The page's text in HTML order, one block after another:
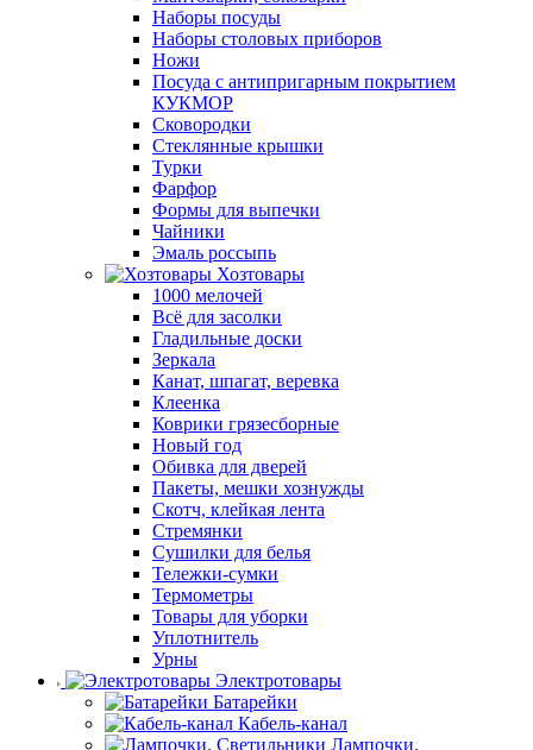
Наборы посуды
Наборы столовых приборов
Ножи
Посуда с антипригарным покрытием
КУКМОР
Сковородки
Стеклянные крышки
Турки
Фарфор
Формы для выпечки
Чайники
Эмаль россыпь
Хозтовары
1000 мелочей
Всё для засолки
Гладильные доски
Зеркала
Канат, шпагат, веревка
Клеенка
Коврики грязесборные
Новый год
Обивка для дверей
Пакеты, мешки хознужды
Скотч, клейкая лента
Стремянки
Сушилки для белья
Тележки-сумки
Термометры
Товары для уборки
Уплотнитель
Урны
Электротовары
Батарейки
Кабель-канал
Лампочки.